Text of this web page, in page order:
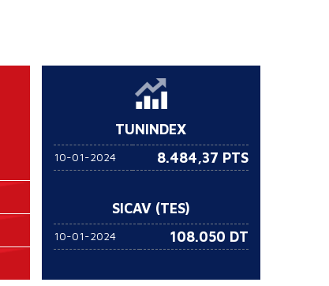
TUNINDEX
10-01-2024 8.484,37 PTS
SICAV (TES)
10-01-2024 108.050 DT